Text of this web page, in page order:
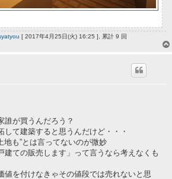
[ 2017年4月25日(火) 16:25 ], 累計 9 回
誰が買うんだろう？
して建築すると思うんだけど・・・
地も”とは言ってないのが微妙
建ての販売します」って言うなら考えなくも
値を付けなきゃその値段では売れないと思